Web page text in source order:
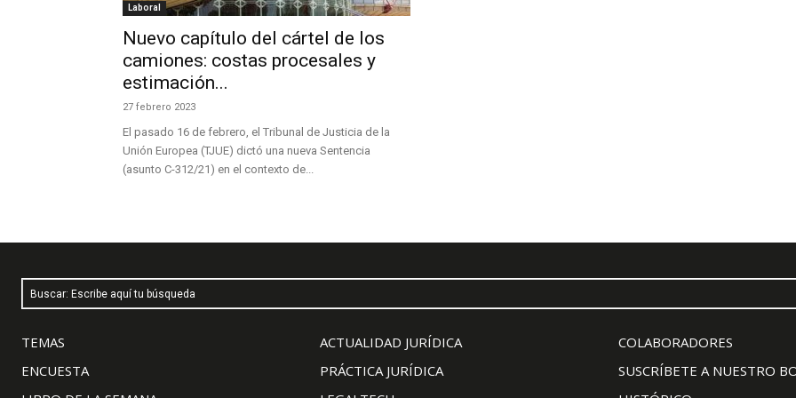
Laboral
Nuevo capítulo del cártel de los
camiones: costas procesales y
estimación...
27 febrero 2023
El pasado 16 de febrero, el Tribunal de Justicia de la
Unión Europea (TJUE) dictó una nueva Sentencia
(asunto C-312/21) en el contexto de...
Buscar: Escribe aquí tu búsqueda
TEMAS
ENCUESTA
ACTUALIDAD JURÍDICA
PRÁCTICA JURÍDICA
COLABORADORES
SUSCRÍBETE A NUESTRO